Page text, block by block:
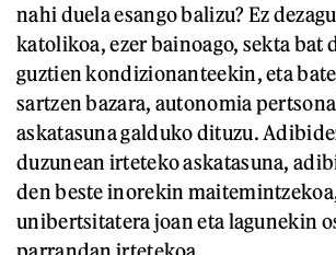
nahi duela esango balizu? Ez
katolikoa, ezer bainoago, sekta bat
guztien kondizionanteekin, eta
sartzen bazara, autonomia
askatasuna galduko dituzu.
duzunean irteteko askatasuna,
den beste inorekin
unibertsitatera joan eta lagunekin
parrandan irtetekoa.